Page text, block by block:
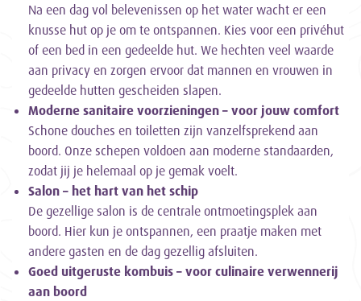
Na een dag vol belevenissen op het water wacht er een
knusse hut op je om te ontspannen. Kies voor een privéhut
of een bed in een gedeelde hut. We hechten veel waarde
aan privacy en zorgen ervoor dat mannen en vrouwen in
gedeelde hutten gescheiden slapen.
Moderne sanitaire voorzieningen – voor jouw comfort
Schone douches en toiletten zijn vanzelfsprekend aan
boord. Onze schepen voldoen aan moderne standaarden,
zodat jij je helemaal op je gemak voelt.
Salon – het hart van het schip
De gezellige salon is de centrale ontmoetingsplek aan
boord. Hier kun je ontspannen, een praatje maken met
andere gasten en de dag gezellig afsluiten.
Goed uitgeruste kombuis – voor culinaire verwennerij
aan boord